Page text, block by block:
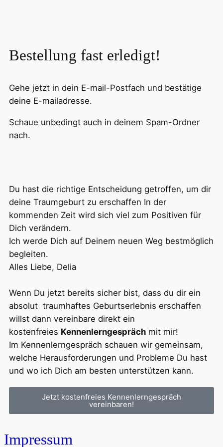
Bestellung fast erledigt!
Gehe jetzt in dein E-mail-Postfach und bestätige
deine E-mailadresse.
Schaue unbedingt auch in deinem Spam-Ordner
nach.
Du hast die richtige Entscheidung getroffen, um dir
deine Traumgeburt zu erschaffen In der
kommenden Zeit wird sich viel zum Positiven für
Dich verändern.
Ich werde Dich auf Deinem neuen Weg bestmöglich
begleiten.
Alles Liebe, Delia
Wenn Du jetzt bereits sicher bist, dass du dir ein
absolut traumhaftes Geburtserlebnis erschaffen
willst dann vereinbare direkt ein
kostenfreies Kennenlerngespräch mit mir!
Im Kennenlerngespräch schauen wir gemeinsam,
welche Herausforderungen und Probleme Du hast
und wo ich Dich am besten unterstützen kann.
Jetzt kostenfreies Kennenlerngespräch
vereinbaren!
Impressum